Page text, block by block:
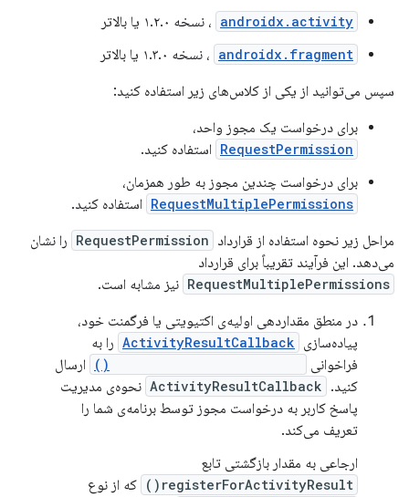
androidx.activity ، نسخه ۱.۲.۰ یا بالاتر
androidx.fragment ، نسخه ۱.۳.۰ یا بالاتر
سپس می‌توانید از یکی از کلاس‌های زیر استفاده کنید:
برای درخواست یک مجوز واحد،
RequestPermission استفاده کنید.
برای درخواست چندین مجوز به طور همزمان،
RequestMultiplePermissions استفاده کنید.
مراحل زیر نحوه استفاده از قرارداد RequestPermission را نشان
می‌دهد. این فرآیند تقریباً برای قرارداد
RequestMultiplePermissions نیز مشابه است.
در منطق مقداردهی اولیه‌ی اکتیویتی یا فرگمنت خود،
پیاده‌سازی ActivityResultCallback را به
فراخوانی
ارسال
کنید. ActivityResultCallback نحوه‌ی مدیریت
پاسخ کاربر به درخواست مجوز توسط برنامه‌ی شما را
تعریف می‌کند.
ارجاعی به مقدار بازگشتی تابع
registerForActivityResult() که از نوع